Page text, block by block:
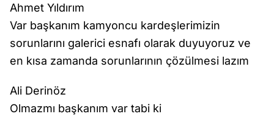
Ahmet Yıldırım
Var başkanım kamyoncu kardeşlerimizin
sorunlarını galerici esnafı olarak duyuyoruz ve
en kısa zamanda sorunlarının çözülmesi lazım
Ali Derinöz
Olmazmı başkanım var tabi ki